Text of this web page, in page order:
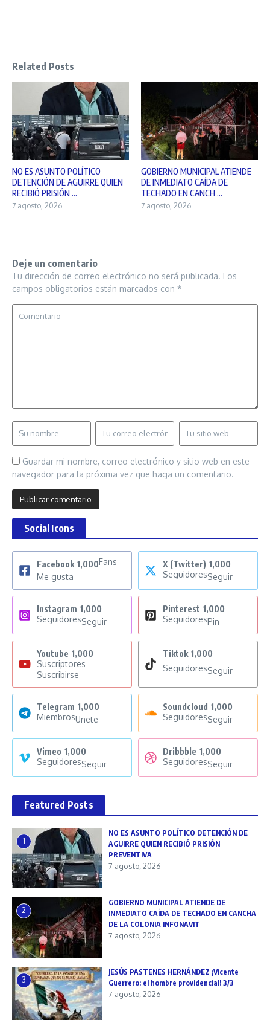
Related Posts
NO ES ASUNTO POLÍTICO
DETENCIÓN DE AGUIRRE QUIEN
RECIBIÓ PRISIÓN ...
7 agosto, 2026
GOBIERNO MUNICIPAL ATIENDE
DE INMEDIATO CAÍDA DE
TECHADO EN CANCH ...
7 agosto, 2026
Deje un comentario
Tu dirección de correo electrónico no será publicada. Los
campos obligatorios están marcados con *
Guardar mi nombre, correo electrónico y sitio web en este
navegador para la próxima vez que haga un comentario.
Social Icons
Facebook 1,000Fans
Me gusta
X (Twitter) 1,000
SeguidoresSeguir
Instagram 1,000
SeguidoresSeguir
Pinterest 1,000
SeguidoresPin
Youtube 1,000
Suscriptores
Suscribirse
Tiktok 1,000
SeguidoresSeguir
Telegram 1,000
MiembrosUnete
Soundcloud 1,000
SeguidoresSeguir
Vimeo 1,000
SeguidoresSeguir
Dribbble 1,000
SeguidoresSeguir
Featured Posts
1
NO ES ASUNTO POLÍTICO DETENCIÓN DE
AGUIRRE QUIEN RECIBIÓ PRISIÓN
PREVENTIVA
7 agosto, 2026
2
GOBIERNO MUNICIPAL ATIENDE DE
INMEDIATO CAÍDA DE TECHADO EN CANCHA
DE LA COLONIA INFONAVIT
7 agosto, 2026
3
JESÚS PASTENES HERNÁNDEZ ¡Vicente
Guerrero: el hombre providencial! 3/3
7 agosto, 2026